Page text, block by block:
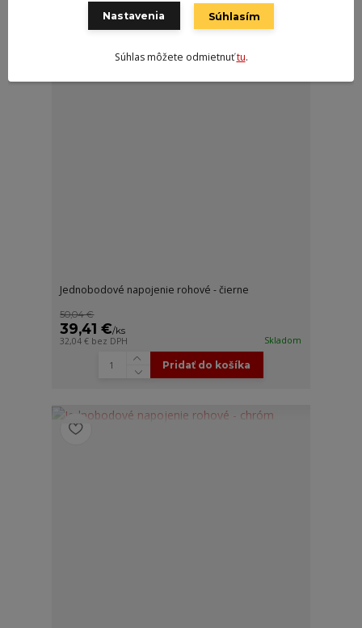
Jednobodové napojenie rohové - čierne
50,04 €
39,41 €/ks
32,04 € bez DPH Skladom
Pridať do košíka
Nastavenia Súhlasím
Súhlas môžete odmietnuťtu.